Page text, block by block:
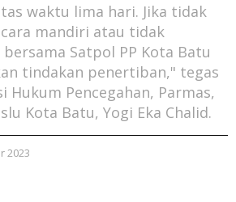
waktu lima hari. Jika tidak
mandiri atau tidak
Satpol PP Kota Batu
tindakan penertiban," tegas
Hukum Pencegahan, Parmas,
Kota Batu, Yogi Eka Chalid.
2023